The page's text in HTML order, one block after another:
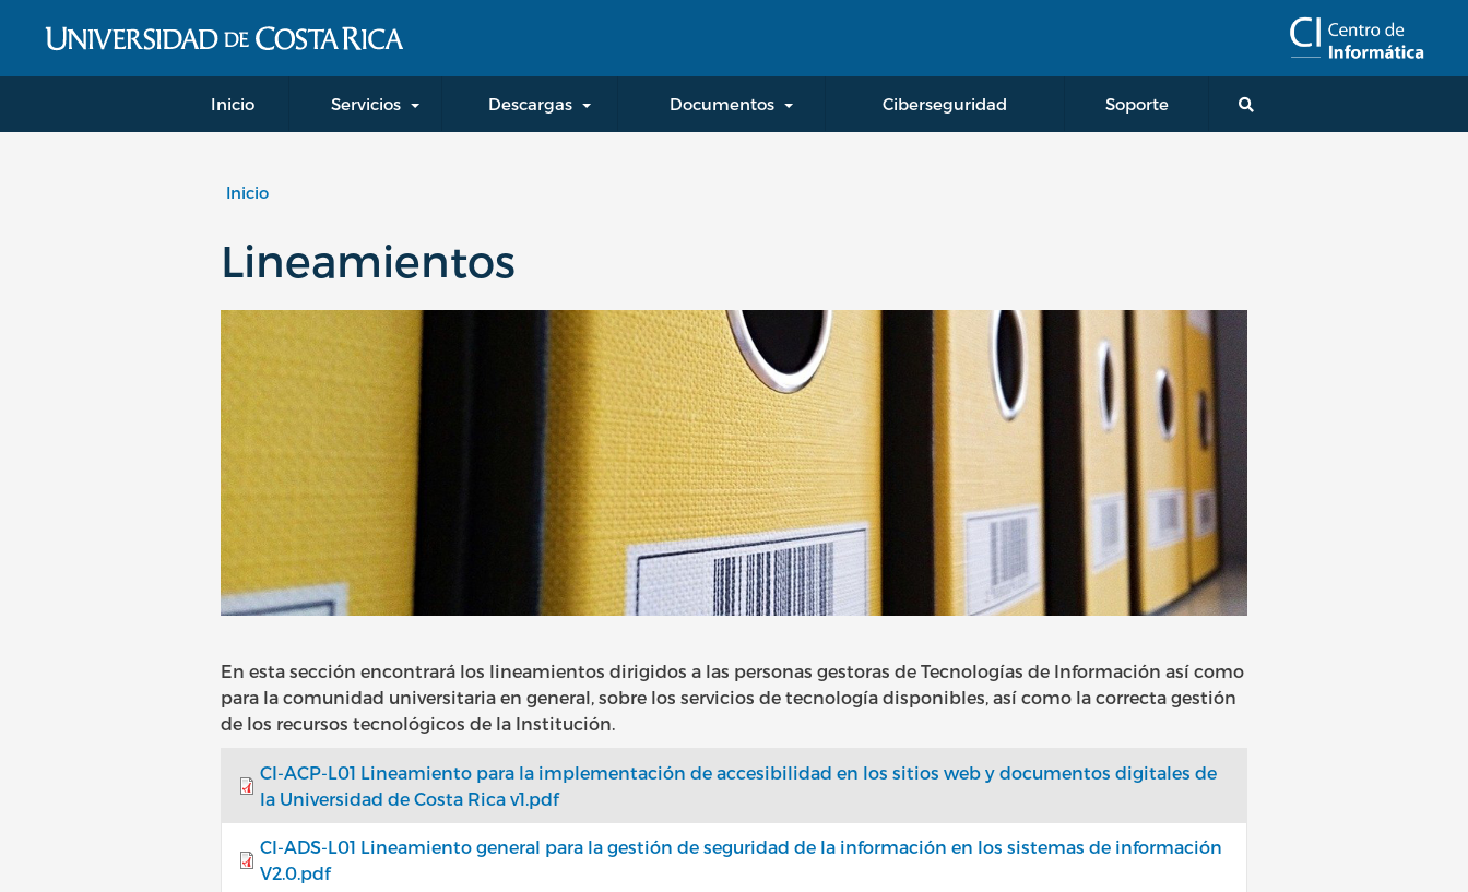
Inicio Servicios Descargas Documentos Ciberseguridad Soporte
Inicio
Lineamientos
En esta sección encontrará los lineamientos dirigidos a las personas gestoras de Tecnologías de Información así como
para la comunidad universitaria en general, sobre los servicios de tecnología disponibles, así como la correcta gestión
de los recursos tecnológicos de la Institución.
CI-ACP-L01 Lineamiento para la implementación de accesibilidad en los sitios web y documentos digitales de
la Universidad de Costa Rica v1.pdf
CI-ADS-L01 Lineamiento general para la gestión de seguridad de la información en los sistemas de información
V2.0.pdf